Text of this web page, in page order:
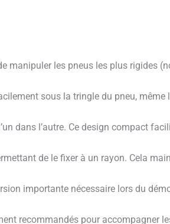
manipuler les pneus les plus rigides
sous la tringle du pneu,
dans l’autre. Ce design compact
de le fixer à un rayon. Cela
importante nécessaire lors du
recommandés pour accompagner